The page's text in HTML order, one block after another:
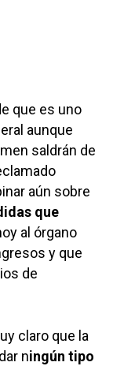
que es uno
aunque
saldrán de
aún sobre
que
al órgano
y que
de
claro que la
ningún tipo